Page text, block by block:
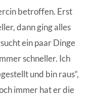
betroffen. Erst
dann ging alles
ein paar Dinge
schneller. Ich
und bin raus“,
immer hat er die